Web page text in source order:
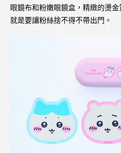
眼鏡布和粉嫩眼鏡盒，精緻的燙
就是要讓粉絲捨不得不帶出門。